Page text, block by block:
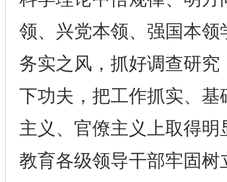
领、兴党本领、强国本
务实之风，抓好调查研
下功夫，把工作抓实、
主义、官僚主义上取得
教育各级领导干部牢固